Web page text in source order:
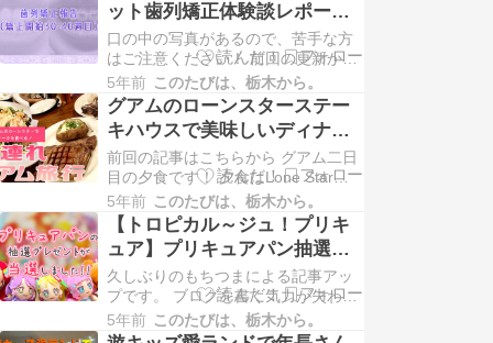
ボックスというシリーズはテーマに
合った作品を自由に作ることができ
ます。 これが１歳の子供に大ハマり
でした。 最初は…
ット歯列矯正体験談レポート
【矯正開始30-40週目】
口の中の写真があるので、苦手な方
はご注意ください！ 前回の更新から
かなり間が空いてしまいました… 最
後の歯列矯正レポート記事公開から1
年以上経過してしまいました！！ ち
なみに前回の歯列矯正レポート記事
はこちら↓ 歯がじわじわ動いてま
す。【歯列矯正29週目】 29週目なん
て序の口で…
5年前 このたびは、栃木から。
グアムのローンスターステー
キハウスで美味しいディナー
【4歳子連れグアム旅行】09
前回の記事はこちらから グアム二日
目の夕食です！ 夕食はLone Star
Steakhouse（ローンスターステーキ
ハウス）へ行って、アメリカンサイ
ズのステーキを食べるのです！わ
ー！（どんどんぱふぱふ） 到着した
時間は18時半くらいだったと思いま
す。 レンタカーでお店へ向かい…
5年前 このたびは、栃木から。
【トロピカル～ジュ！プリキ
ュア】プリキュアパン抽選プ
レゼント☆シールフォルダご
紹介
久しぶりのもちつまによる記事アッ
プです。 ブログを書く気力が失われ
ていましたが、今回はめちゃくちゃ
嬉しいことがあったので即日書きま
5年前 このたびは、栃木から。